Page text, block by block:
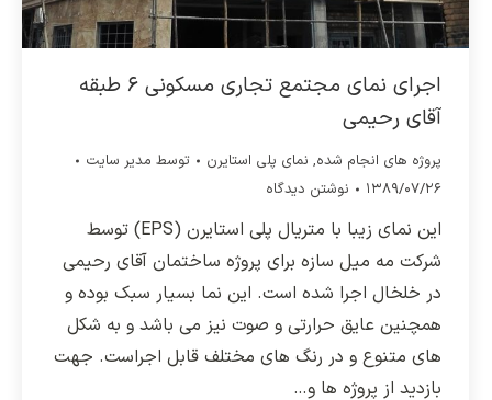
اجرای نمای مجتمع تجاری مسکونی ۶ طبقه
آقای رحیمی
پروژه های انجام شده, نمای پلی استایرن توسط مدیر سایت
۱۳۸۹/۰۷/۲۶
نوشتن دیدگاه
این نمای زیبا با متریال پلی استایرن (EPS) توسط
شرکت مه میل سازه برای پروژه ساختمان آقای رحیمی
در خلخال اجرا شده است. این نما بسیار سبک بوده و
همچنین عایق حرارتی و صوت نیز می باشد و به شکل
های متنوع و در رنگ های مختلف قابل اجراست. جهت
بازدید از پروژه ها و…